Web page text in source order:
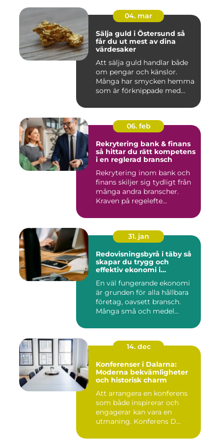
04. mar
Sälja guld i Östersund så
får du ut mest av dina
värdesaker
Att sälja guld handlar både
om pengar och känslor.
Många har smycken hemma
som är förknippade med
06. feb
Rekrytering bank & finans
så hittar du rätt kompetens
i en reglerad bransch
Rekrytering inom bank och
finans skiljer sig tydligt från
många andra branscher.
Kraven på regelefte...
31. jan
Redovisningsbyrå i täby så
skapar du trygg och
effektiv ekonomi i
En väl fungerande ekonomi
är grunden för alla hållbara
företag, oavsett bransch.
Många små och medel...
14. dec
Konferenser i Dalarna:
Moderna bekvämligheter
och historisk charm
Att arrangera en konferens
som både inspirerar och
engagerar kan vara en
utmaning. Konferens D...